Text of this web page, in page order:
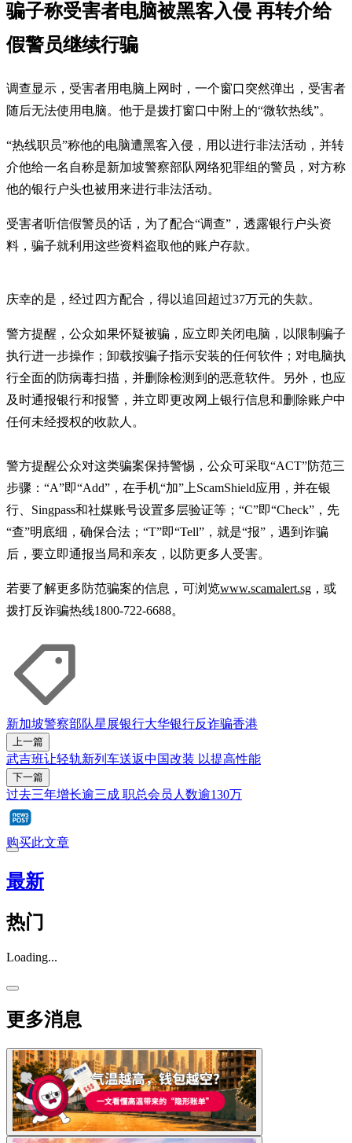
骗子称受害者电脑被黑客入侵 再转介给
假警员继续行骗
调查显示，受害者用电脑上网时，一个窗口突然弹出，受害者
随后无法使用电脑。他于是拨打窗口中附上的“微软热线”。
“热线职员”称他的电脑遭黑客入侵，用以进行非法活动，并转
介他给一名自称是新加坡警察部队网络犯罪组的警员，对方称
他的银行户头也被用来进行非法活动。
受害者听信假警员的话，为了配合“调查”，透露银行户头资
料，骗子就利用这些资料盗取他的账户存款。
庆幸的是，经过四方配合，得以追回超过37万元的失款。
警方提醒，公众如果怀疑被骗，应立即关闭电脑，以限制骗子
执行进一步操作；卸载按骗子指示安装的任何软件；对电脑执
行全面的防病毒扫描，并删除检测到的恶意软件。另外，也应
及时通报银行和报警，并立即更改网上银行信息和删除账户中
任何未经授权的收款人。
警方提醒公众对这类骗案保持警惕，公众可采取“ACT”防范三
步骤：“A”即“Add”，在手机“加”上ScamShield应用，并在银
行、Singpass和社媒账号设置多层验证等；“C”即“Check”，先
“查”明底细，确保合法；“T”即“Tell”，就是“报”，遇到诈骗
后，要立即通报当局和亲友，以防更多人受害。
若要了解更多防范骗案的信息，可浏览www.scamalert.sg ，或
拨打反诈骗热线1800-722-6688。
新加坡警察部队星展银行大华银行反诈骗香港
上一篇
武吉班让轻轨新列车送返中国改装 以提高性能
下一篇
过去三年增长逾三成 职总会员人数逾130万
购买此文章
最新
热门
Loading...
更多消息